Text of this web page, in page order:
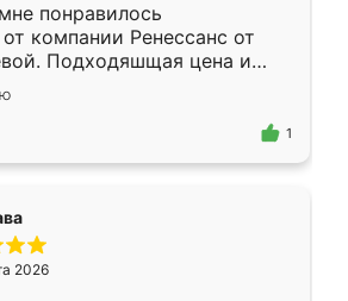
понравилось
компании Ренессанс от
Подходяшщая цена и
изготовления. Приехавший
Владислав
эскизу самый
1
2026